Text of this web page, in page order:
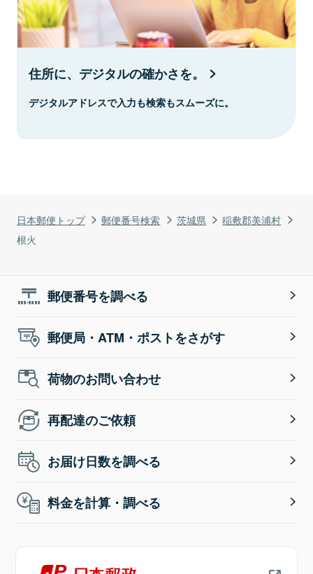
日本郵便トップ 郵便番号検索 茨城県
稲敷郡美浦村
根火
住所に、デジタルの確かさを。
デジタルアドレスで入力も検索もスムーズに。
郵便番号を調べる
郵便局・ATM・ポストをさがす
荷物のお問い合わせ
再配達のご依頼
お届け日数を調べる
料金を計算・調べる